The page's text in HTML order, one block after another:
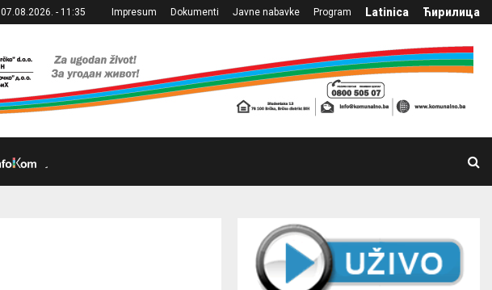
07.08.2026. - 11:35 Impresum Dokumenti Javne nabavke Program Latinica Ћирилица